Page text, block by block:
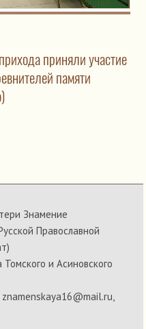
приняли участие
памяти
Знамение
Православной
и Асиновского